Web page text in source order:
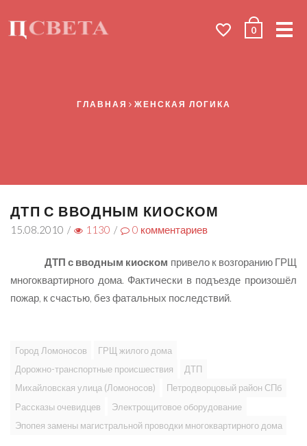
0
ГЛАВНАЯ ЖЕНСКАЯ ЛОГИКА
ДТП С ВВОДНЫМ КИОСКОМ
15.08.2010 / 1130 / 0 комментариев
ДТП с вводным киоском привело к возгоранию ГРЩ
многоквартирного дома. Фактически в подъезде произошёл
пожар, к счастью, без фатальных последствий.
Город Ломоносов
ГРЩ жилого дома
Дорожно-транспортные происшествия
ДТП
Михайловская улица (Ломоносов)
Петродворцовый район СПб
Рассказы очевидцев
Электрощитовое оборудование
Эпопея замены магистральной проводки многоквартирного дома